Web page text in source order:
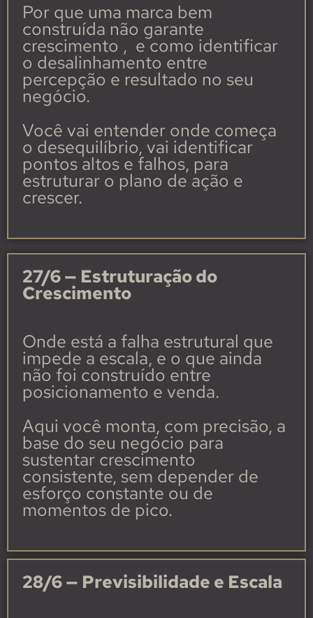
Por que uma marca bem
construída não garante
crescimento , e como identificar
o desalinhamento entre
percepção e resultado no seu
negócio.
Você vai entender onde começa
o desequilíbrio, vai identificar
pontos altos e falhos, para
estruturar o plano de ação e
crescer.
27/6— Estruturação do
Crescimento
Onde está a falha estrutural que
impede a escala, e o que ainda
não foi construído entre
posicionamento e venda.
Aqui você monta, com precisão, a
base do seu negócio para
sustentar crescimento
consistente, sem depender de
esforço constante ou de
momentos de pico.
28/6 — Previsibilidade e Escala